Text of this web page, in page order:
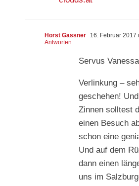
Horst Gassner 16. Februar 2017
Antworten
Servus
Verlinkung –
geschehen!
Zinnen solltest
einen Besuch
schon eine
Und auf dem
dann einen
uns im